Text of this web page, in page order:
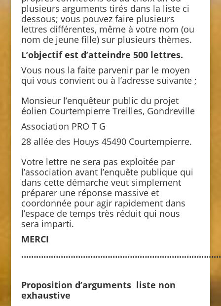
plusieurs arguments tirés dans la liste ci
dessous; vous pouvez faire plusieurs
lettres différentes, même à votre nom (ou
nom de jeune fille) sur plusieurs thèmes.
L’objectif est d’atteindre 500 lettres.
Vous nous la faite parvenir par le moyen
qui vous convient ou à l’adresse suivante ;
Monsieur l’enquêteur public du projet
éolien Courtempierre Treilles, Gondreville
Association PRO T G
28 allée des Houys 45490 Courtempierre.
Votre lettre ne sera pas exploitée par
l’association avant l’enquête publique qui
dans cette démarche veut simplement
préparer une réponse massive et
coordonnée pour agir rapidement dans
l’espace de temps très réduit qui nous
sera imparti.
MERCI
Proposition d’arguments liste non
exhaustive